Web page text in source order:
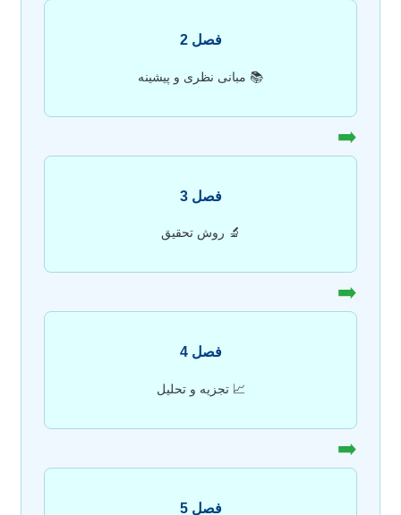
فصل 2
📚 مبانی نظری و پیشینه
فصل 3
🔬 روش تحقیق
فصل 4
📈 تجزیه و تحلیل
فصل 5